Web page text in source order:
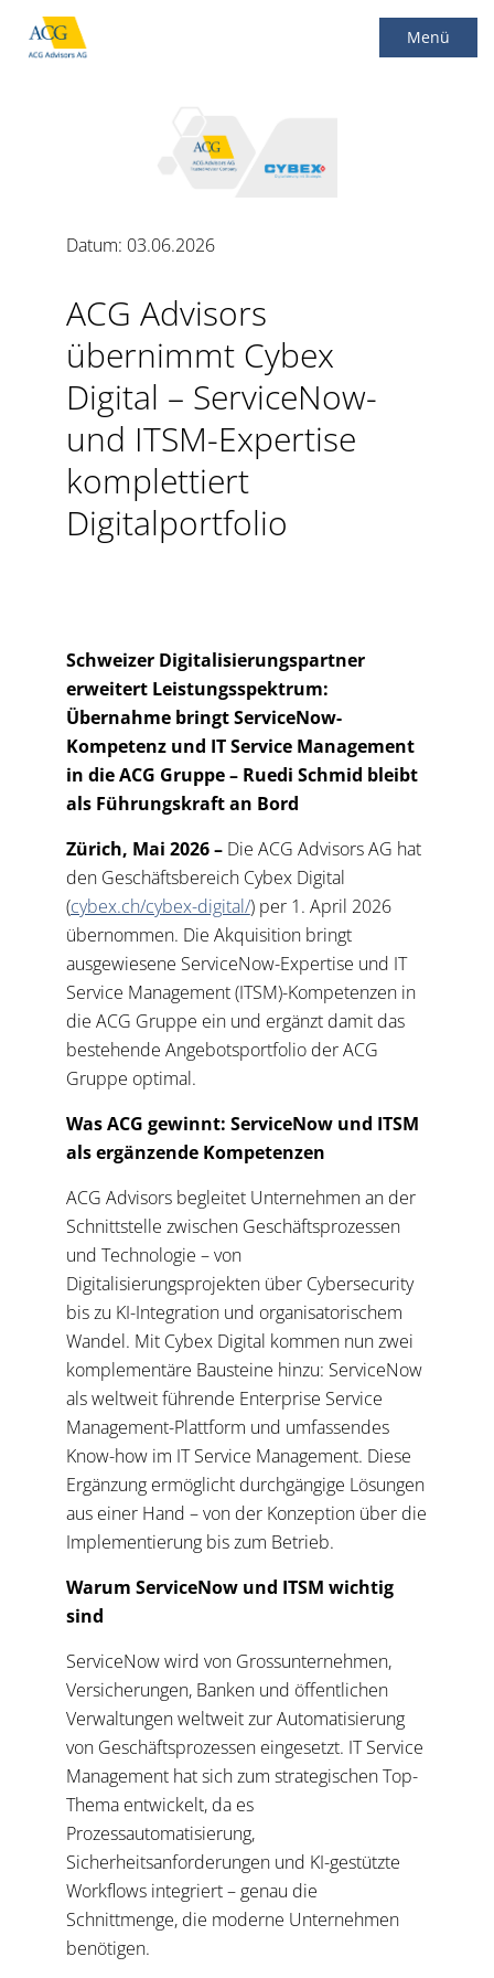
Main Menu
Menü
Datum: 03.06.2026
ACG Advisors
übernimmt Cybex
Digital – ServiceNow-
und ITSM-Expertise
komplettiert
Digitalportfolio
Schweizer Digitalisierungspartner
erweitert Leistungsspektrum:
Übernahme bringt ServiceNow-
Kompetenz und IT Service Management
in die ACG Gruppe – Ruedi Schmid bleibt
als Führungskraft an Bord
Zürich, Mai 2026 – Die ACG Advisors AG hat
den Geschäftsbereich Cybex Digital
(cybex.ch/cybex-digital/) per 1. April 2026
übernommen. Die Akquisition bringt
ausgewiesene ServiceNow-Expertise und IT
Service Management (ITSM)-Kompetenzen in
die ACG Gruppe ein und ergänzt damit das
bestehende Angebotsportfolio der ACG
Gruppe optimal.
Was ACG gewinnt: ServiceNow und ITSM
als ergänzende Kompetenzen
ACG Advisors begleitet Unternehmen an der
Schnittstelle zwischen Geschäftsprozessen
und Technologie – von
Digitalisierungsprojekten über Cybersecurity
bis zu KI-Integration und organisatorischem
Wandel. Mit Cybex Digital kommen nun zwei
komplementäre Bausteine hinzu: ServiceNow
als weltweit führende Enterprise Service
Management-Plattform und umfassendes
Know-how im IT Service Management. Diese
Ergänzung ermöglicht durchgängige Lösungen
aus einer Hand – von der Konzeption über die
Implementierung bis zum Betrieb.
Warum ServiceNow und ITSM wichtig
sind
ServiceNow wird von Grossunternehmen,
Versicherungen, Banken und öffentlichen
Verwaltungen weltweit zur Automatisierung
von Geschäftsprozessen eingesetzt. IT Service
Management hat sich zum strategischen Top-
Thema entwickelt, da es
Prozessautomatisierung,
Sicherheitsanforderungen und KI-gestützte
Workflows integriert – genau die
Schnittmenge, die moderne Unternehmen
benötigen.